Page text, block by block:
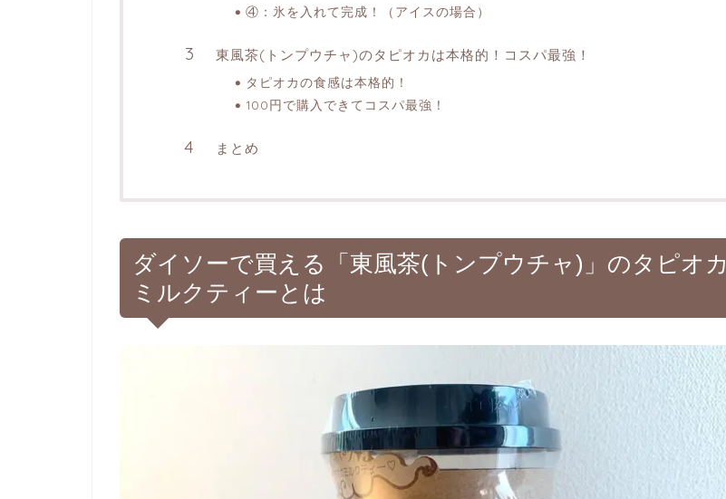
④：氷を入れて完成！（アイスの場合）
東風茶(トンプウチャ)のタピオカは本格的！コスパ最強！
タピオカの食感は本格的！
100円で購入できてコスパ最強！
まとめ
ダイソーで買える「東風茶(トンプウチャ)」のタピオカ
ミルクティーとは